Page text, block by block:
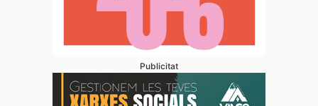
Publicitat